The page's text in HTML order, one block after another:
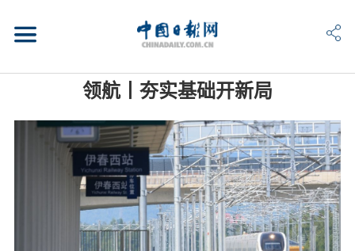
领航丨夯实基础开新局